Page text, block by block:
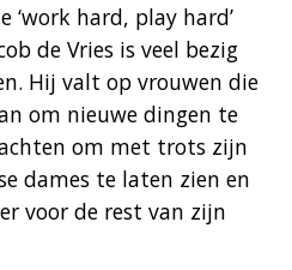
‘work hard, play hard’
de Vries is veel bezig
Hij valt op vrouwen die
om nieuwe dingen te
om met trots zijn
dames te laten zien en
voor de rest van zijn